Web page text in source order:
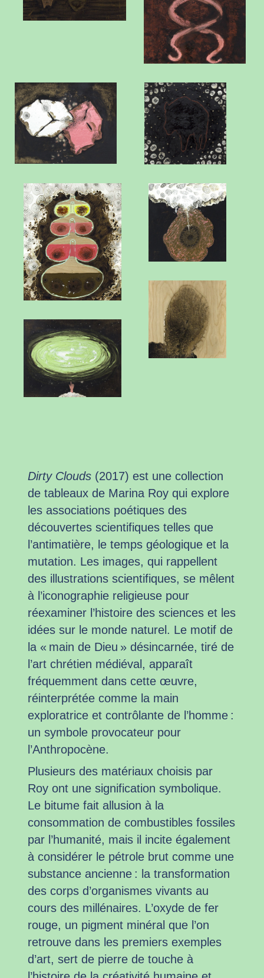
Dirty Clouds (2017) est une collection
de tableaux de Marina Roy qui explore
les associations poétiques des
découvertes scientifiques telles que
l’antimatière, le temps géologique et la
mutation. Les images, qui rappellent
des illustrations scientifiques, se mêlent
à l’iconographie religieuse pour
réexaminer l’histoire des sciences et les
idées sur le monde naturel. Le motif de
la « main de Dieu » désincarnée, tiré de
l’art chrétien médiéval, apparaît
fréquemment dans cette œuvre,
réinterprétée comme la main
exploratrice et contrôlante de l’homme :
un symbole provocateur pour
l’Anthropocène.
Plusieurs des matériaux choisis par
Roy ont une signification symbolique.
Le bitume fait allusion à la
consommation de combustibles fossiles
par l’humanité, mais il incite également
à considérer le pétrole brut comme une
substance ancienne : la transformation
des corps d’organismes vivants au
cours des millénaires. L’oxyde de fer
rouge, un pigment minéral que l’on
retrouve dans les premiers exemples
d’art, sert de pierre de touche à